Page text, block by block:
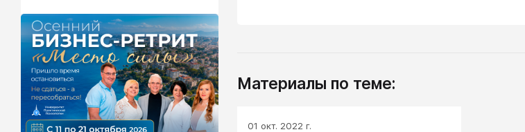
Материалы по теме:
01 окт. 2022 г.